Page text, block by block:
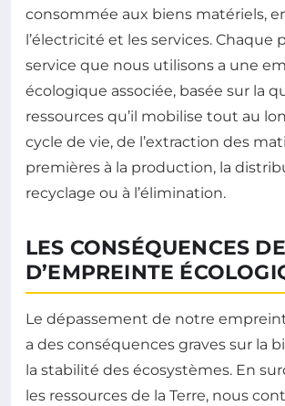
consommée aux biens matériels,
l’électricité et les services. Chaque
service que nous utilisons a une
écologique associée, basée sur la
ressources qu’il mobilise tout au
cycle de vie, de l’extraction des
premières à la production, la
recyclage ou à l’élimination.
LES CONSÉQUENCES
D’EMPREINTE
Le dépassement de notre
a des conséquences graves sur la
la stabilité des écosystèmes. En
les ressources de la Terre, nous